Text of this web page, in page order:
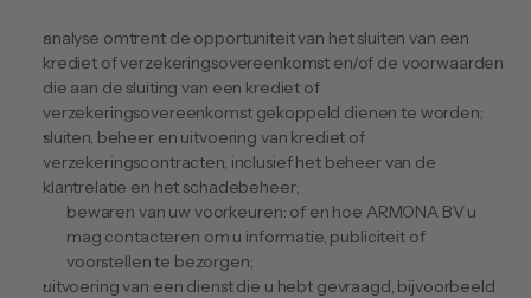
analyse omtrent de opportuniteit van het sluiten van een
krediet of verzekeringsovereenkomst en/of de voorwaarden
die aan de sluiting van een krediet of
verzekeringsovereenkomst gekoppeld dienen te worden;
sluiten, beheer en uitvoering van krediet of
verzekeringscontracten, inclusief het beheer van de
klantrelatie en het schadebeheer;
bewaren van uw voorkeuren: of en hoe ARMONA BV u
mag contacteren om u informatie, publiciteit of
voorstellen te bezorgen;
uitvoering van een dienst die u hebt gevraagd, bijvoorbeeld